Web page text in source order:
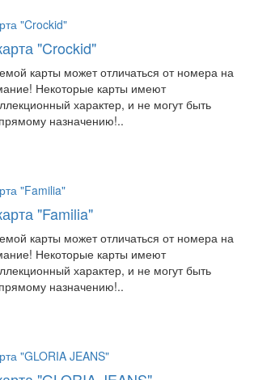
"Crockid"
карты может отличаться от номера на
Некоторые карты имеют
характер, и не могут быть
назначению!..
"Familia"
карты может отличаться от номера на
Некоторые карты имеют
характер, и не могут быть
назначению!..